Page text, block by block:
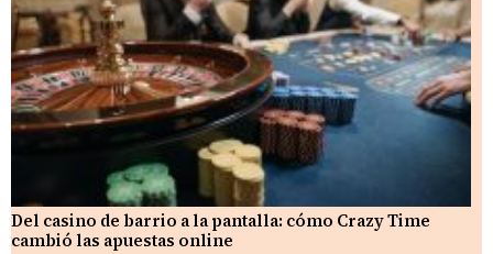
Del casino de barrio a la pantalla: cómo Crazy Time
cambió las apuestas online